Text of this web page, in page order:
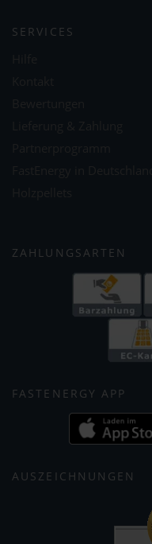
SERVICES
ZAHLUNGSARTEN
FASTENERGY APP
AUSZEICHNUNGEN